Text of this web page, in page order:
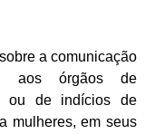
a comunicação
aos órgãos de
ou de indícios de
mulheres, em seus